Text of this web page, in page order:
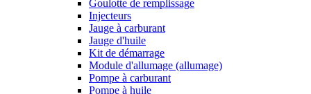
Goulotte de remplissage
Injecteurs
Jauge à carburant
Jauge d'huile
Kit de démarrage
Module d'allumage (allumage)
Pompe à carburant
Pompe à huile